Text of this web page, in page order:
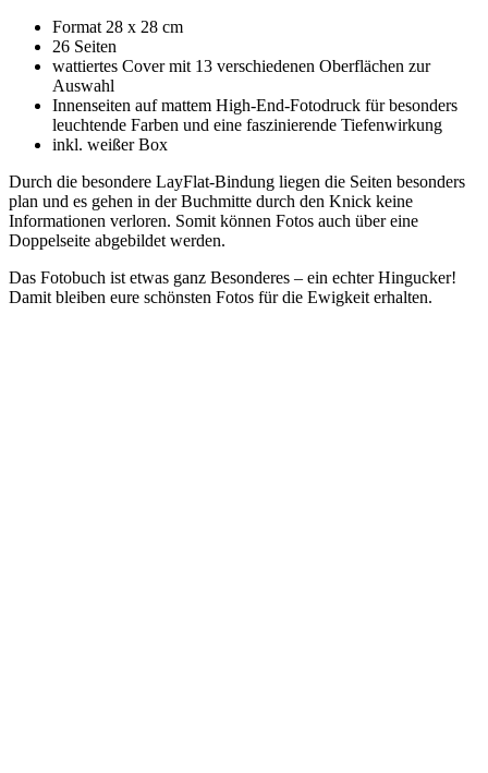
Format 28 x 28 cm
26 Seiten
wattiertes Cover mit 13 verschiedenen Oberflächen zur
Auswahl
Innenseiten auf mattem High-End-Fotodruck für besonders
leuchtende Farben und eine faszinierende Tiefenwirkung
inkl. weißer Box
Durch die besondere LayFlat-Bindung liegen die Seiten besonders
plan und es gehen in der Buchmitte durch den Knick keine
Informationen verloren. Somit können Fotos auch über eine
Doppelseite abgebildet werden.
Das Fotobuch ist etwas ganz Besonderes – ein echter Hingucker!
Damit bleiben eure schönsten Fotos für die Ewigkeit erhalten.